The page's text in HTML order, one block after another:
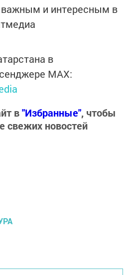
и интересным в
в
MАХ:
в"Избранные", чтобы
свежих новостей